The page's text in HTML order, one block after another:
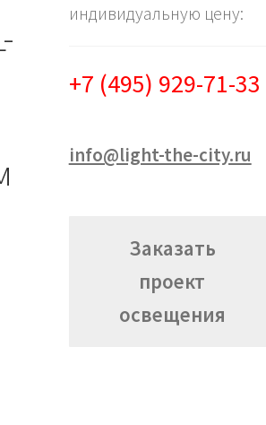
индивидуальную цену:
+7 (495) 929-71-33
info@light-the-city.ru
Заказать
проект
освещения